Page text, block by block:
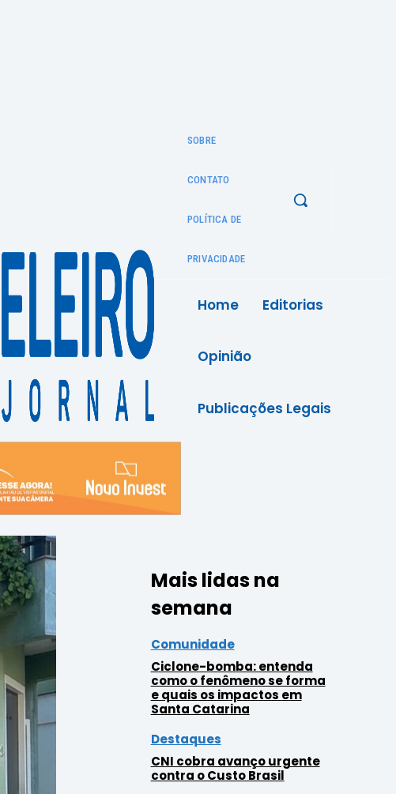
SOBRE
CONTATO
POLÍTICA DE
PRIVACIDADE
Home Editorias
Opinião
Publicações Legais
Mais lidas na
semana
Comunidade
Ciclone-bomba: entenda
como o fenômeno se forma
e quais os impactos em
Santa Catarina
Destaques
CNI cobra avanço urgente
contra o Custo Brasil